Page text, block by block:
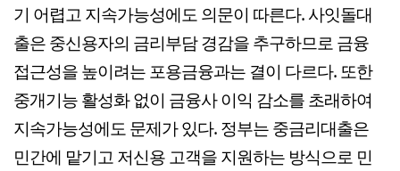
기 어렵고 지속가능성에도 의문이 따른다. 사잇돌대
출은 중신용자의 금리부담 경감을 추구하므로 금융
접근성을 높이려는 포용금융과는 결이 다르다. 또한
중개기능 활성화 없이 금융사 이익 감소를 초래하여
지속가능성에도 문제가 있다. 정부는 중금리대출은
민간에 맡기고 저신용 고객을 지원하는 방식으로 민